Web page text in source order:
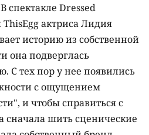
спектакле Dressed
актриса Лидия
историю из собственной
она подверглась
С тех пор у нее появились
с ощущением
и чтобы справиться с
сначала шить сценические